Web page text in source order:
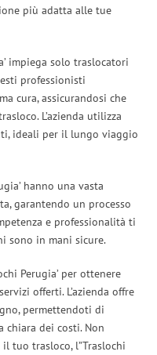
più adatta alle tue
impiega solo traslocatori
professionisti
cura, assicurandosi che
L’azienda utilizza
ideali per il lungo viaggio
hanno una vasta
garantendo un processo
e professionalità ti
sono in mani sicure.
Perugia’ per ottenere
offerti. L’azienda offre
permettendoti di
chiara dei costi. Non
tuo trasloco, l”Traslochi